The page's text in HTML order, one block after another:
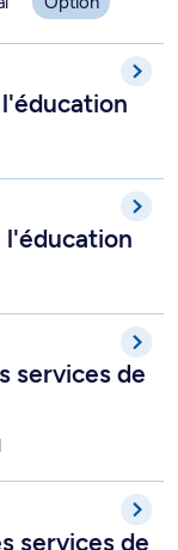
l'éducation - 3-
de l'éducation -
- 2-770-1-1
services de
- 2-770-1-3
services de